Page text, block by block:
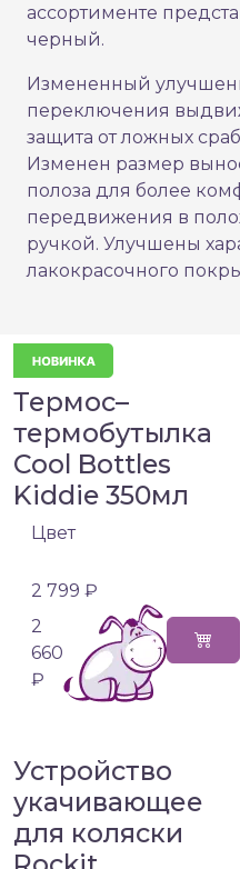
ассортименте
черный.
Измененный
переключения
защита от ложных
Изменен размер
полоза для более
передвижения в
ручкой. Улучшены
лакокрасочного
Термос–
термобутылка
Cool Bottles
Kiddie 350мл
Цвет
2 799 ₽
2
660
₽
Устройство
укачивающее
для коляски